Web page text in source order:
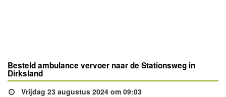
Besteld ambulance vervoer naar de Stationsweg in
Dirksland
Vrijdag 23 augustus 2024 om 09:03